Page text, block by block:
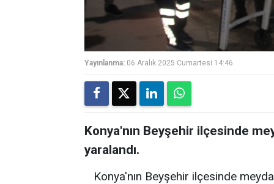
Yayınlanma: 06 Aralık 2025 Cumartesi 14:46
Konya'nın Beyşehir ilçesinde
yaralandı.
Konya'nın Beyşehir ilçesinde